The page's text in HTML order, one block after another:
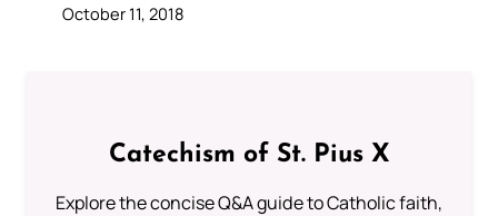
October 11, 2018
Catechism of St. Pius X
Explore the concise Q&A guide to Catholic faith,